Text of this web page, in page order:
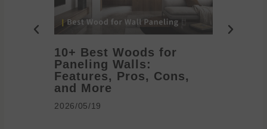
10+ Best Woods for
Paneling Walls:
Features, Pros, Cons,
and More
2026/05/19